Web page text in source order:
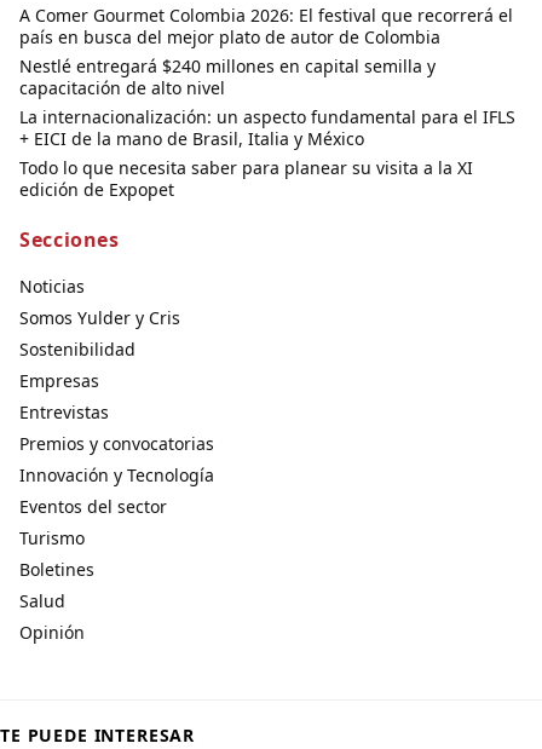
A Comer Gourmet Colombia 2026: El festival que recorrerá el
país en busca del mejor plato de autor de Colombia
Nestlé entregará $240 millones en capital semilla y
capacitación de alto nivel
La internacionalización: un aspecto fundamental para el IFLS
+ EICI de la mano de Brasil, Italia y México
Todo lo que necesita saber para planear su visita a la XI
edición de Expopet
Secciones
Noticias
Somos Yulder y Cris
Sostenibilidad
Empresas
Entrevistas
Premios y convocatorias
Innovación y Tecnología
Eventos del sector
Turismo
Boletines
Salud
Opinión
TE PUEDE INTERESAR